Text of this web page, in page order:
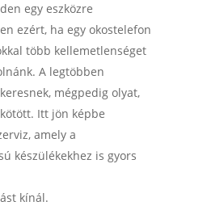
egy eszközre
ezért, ha egy okostelefon
több kellemetlenséget
A legtöbben
mégpedig olyat,
Itt jön képbe
amely a
készülékekhez is gyors
kínál.